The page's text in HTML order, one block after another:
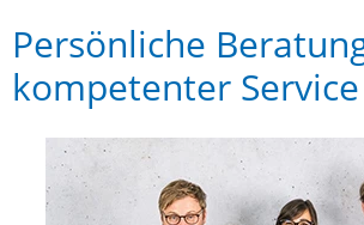
Persönliche
kompetenter Service